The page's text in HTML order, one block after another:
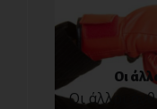
Οι
Οι άλλοι